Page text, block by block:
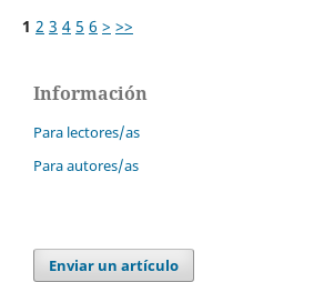
1 2 3 4 5 6 > >>
Información
Para lectores/as
Para autores/as
Enviar un artículo